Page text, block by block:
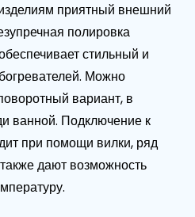
приятный внешний
полировка
стильный и
Можно
вариант, в
ванной. Подключение к
при помощи вилки, ряд
дают возможность